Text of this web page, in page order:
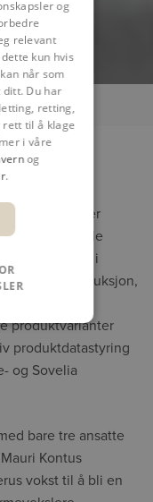
produserer
industrielle
i over 50 land i
energiproduksjon,
Å
produktvarianter
produktdatastyring
og Sovelia
bare tre ansatte
Kontus
vokst til å bli en
og
relevant
kun hvis
når som
ditt. Du har
retting,
til å klage
i våre
og
.